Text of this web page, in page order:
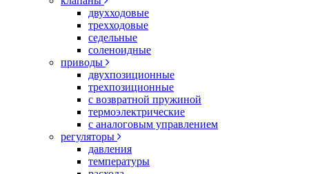
двухходовые
трехходовые
седельные
соленоидные
приводы
двухпозиционные
трехпозиционные
с возвратной пружиной
термоэлектрические
с аналоговым управлением
регуляторы
давления
температуры